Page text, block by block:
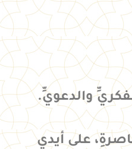
والدعويِّ.
على أيدي